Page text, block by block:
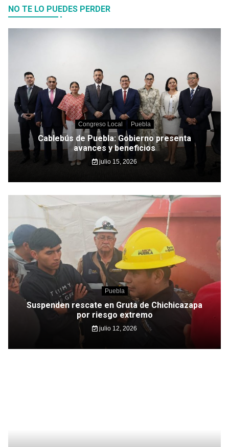
NO TE LO PUEDES PERDER
Congreso Local Puebla
Cablebús de Puebla: Gobierno presenta
avances y beneficios
julio 15, 2026
Puebla
Suspenden rescate en Gruta de Chichicazapa
por riesgo extremo
julio 12, 2026